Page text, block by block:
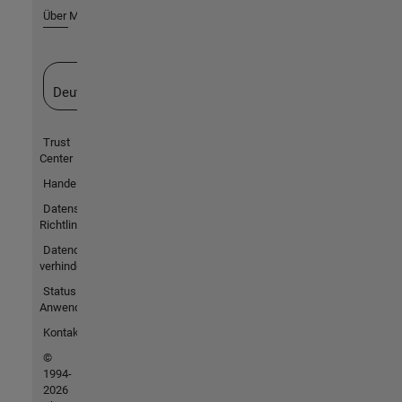
Über MathWorks
Deutschland
Trust
Center
Handelsmarken
Datenschutz-
Richtlinien
Datendiebstahl
verhindern
Status von
Anwendungen
Kontakt
©
1994-
2026